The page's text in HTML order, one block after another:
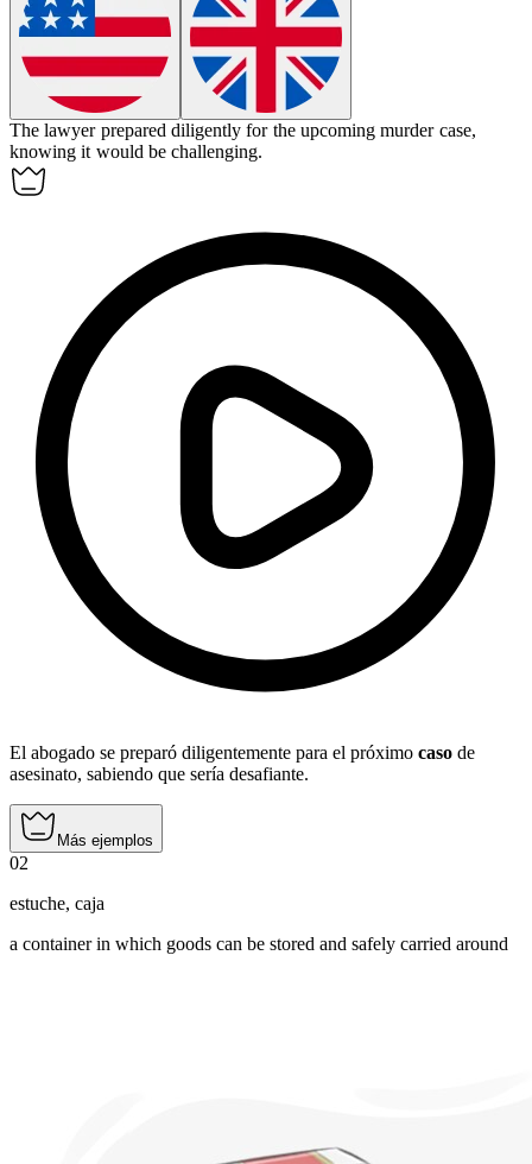
The lawyer prepared diligently for the upcoming murder case,
knowing it would be challenging.
El abogado se preparó diligentemente para el próximo caso de
asesinato, sabiendo que sería desafiante.
Más ejemplos
02
estuche, caja
a container in which goods can be stored and safely carried around